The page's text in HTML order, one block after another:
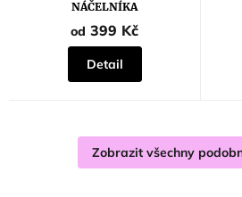
NÁČELNÍKA
od 399 Kč
Detail
Zobrazit všechny